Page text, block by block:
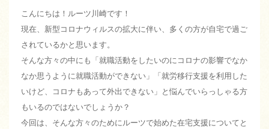
こんにちは！ルーツ川崎です！
現在、新型コロナウィルスの拡大に伴い、多くの方が自宅で過ご
されているかと思います。
そんな方々の中にも「就職活動をしたいのにコロナの影響でなか
なか思うように就職活動ができない」「就労移行支援を利用した
いけど、コロナもあって外出できない」と悩んでいらっしゃる方
もいるのではないでしょうか？
今回は、そんな方々のためにルーツで始めた在宅支援についてと